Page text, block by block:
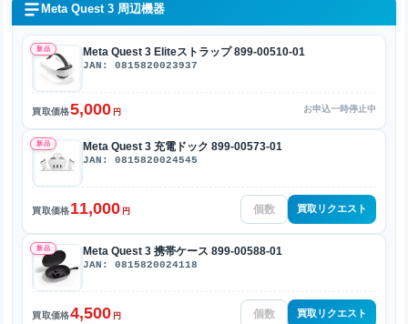
Meta Quest 3 周辺機器
新品 Meta Quest 3 Eliteストラップ 899-00510-01
JAN: 0815820023937
買取価格5,000 円 お申込一時停止中
新品 Meta Quest 3 充電ドック 899-00573-01
JAN: 0815820024545
買取価格11,000 円 買取リクエスト
新品 Meta Quest 3 携帯ケース 899-00588-01
JAN: 0815820024118
買取価格4,500 円 買取リクエスト